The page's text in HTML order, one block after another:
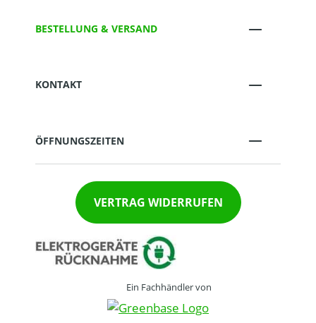
BESTELLUNG & VERSAND
KONTAKT
ÖFFNUNGSZEITEN
VERTRAG WIDERRUFEN
Ein Fachhändler von